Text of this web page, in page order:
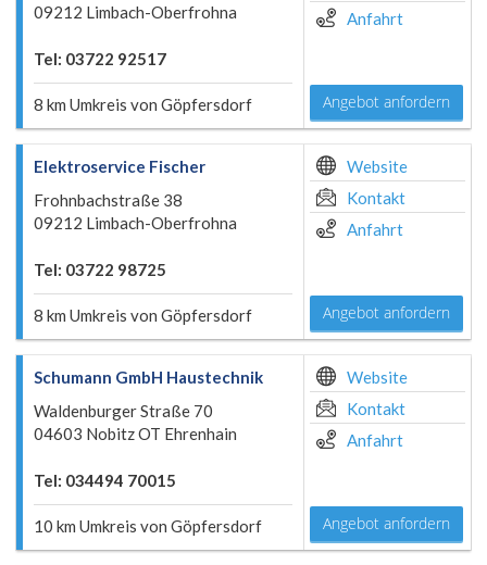
09212 Limbach-Oberfrohna
Tel: 03722 92517
8 km Umkreis von Göpfersdorf
Anfahrt
Angebot anfordern
Elektroservice Fischer
Frohnbachstraße 38
09212 Limbach-Oberfrohna
Tel: 03722 98725
8 km Umkreis von Göpfersdorf
Website
Kontakt
Anfahrt
Angebot anfordern
Schumann GmbH Haustechnik
Waldenburger Straße 70
04603 Nobitz OT Ehrenhain
Tel: 034494 70015
10 km Umkreis von Göpfersdorf
Website
Kontakt
Anfahrt
Angebot anfordern